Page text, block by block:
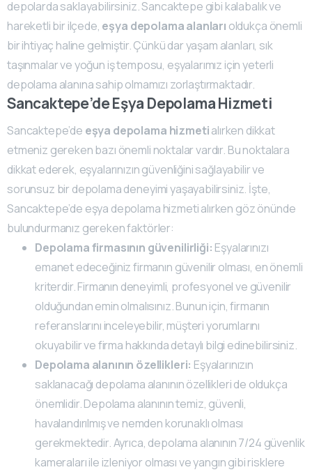
depolarda saklayabilirsiniz. Sancaktepe gibi kalabalık ve
hareketli bir ilçede, eşya depolama alanları oldukça önemli
bir ihtiyaç haline gelmiştir. Çünkü dar yaşam alanları, sık
taşınmalar ve yoğun iş temposu, eşyalarımız için yeterli
depolama alanına sahip olmamızı zorlaştırmaktadır.
Sancaktepe’de Eşya Depolama Hizmeti
Sancaktepe’de eşya depolama hizmetialırken dikkat
etmeniz gereken bazı önemli noktalar vardır. Bu noktalara
dikkat ederek, eşyalarınızın güvenliğini sağlayabilir ve
sorunsuz bir depolama deneyimi yaşayabilirsiniz. İşte,
Sancaktepe’de eşya depolama hizmeti alırken göz önünde
bulundurmanız gereken faktörler:
Depolama firmasının güvenilirliği: Eşyalarınızı
emanet edeceğiniz firmanın güvenilir olması, en önemli
kriterdir. Firmanın deneyimli, profesyonel ve güvenilir
olduğundan emin olmalısınız. Bunun için, firmanın
referanslarını inceleyebilir, müşteri yorumlarını
okuyabilir ve firma hakkında detaylı bilgi edinebilirsiniz.
Depolama alanının özellikleri: Eşyalarınızın
saklanacağı depolama alanının özellikleri de oldukça
önemlidir. Depolama alanının temiz, güvenli,
havalandırılmış ve nemden korunaklı olması
gerekmektedir. Ayrıca, depolama alanının 7/24 güvenlik
kameraları ile izleniyor olması ve yangın gibi risklere